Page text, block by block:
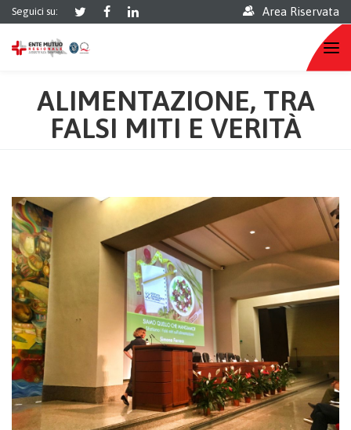
Seguici su: Area Riservata
ALIMENTAZIONE, TRA
FALSI MITI E VERITÀ